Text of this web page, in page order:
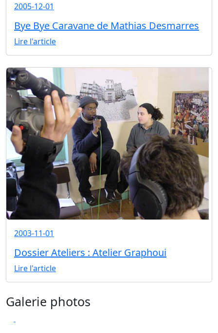
2005-12-01
Bye Bye Caravane de Mathias Desmarres
Lire l'article
2003-11-01
Dossier Ateliers : Atelier Graphoui
Lire l'article
Galerie photos